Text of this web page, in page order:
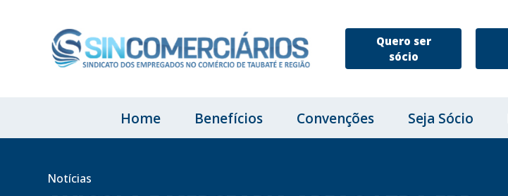
Quero ser
sócio
Home Benefícios Convenções Seja Sócio
Notícias